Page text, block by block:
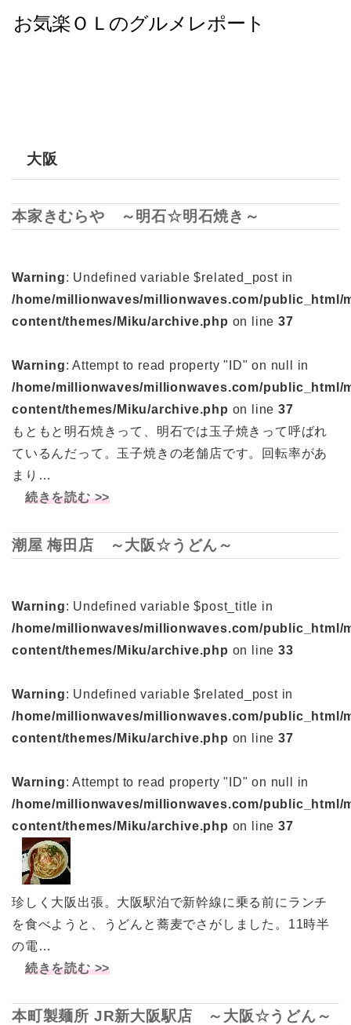
大阪
本家きむらや ～明石☆明石焼き～
Warning: Undefined variable $related_post in
/home/millionwaves/millionwaves.com/public_html/
content/themes/Miku/archive.php on line37
Warning: Attempt to read property "ID" on null in
/home/millionwaves/millionwaves.com/public_html/
content/themes/Miku/archive.php on line37
もともと明石焼きって、明石では玉子焼きって呼ばれ
ているんだって。玉子焼きの老舗店です。回転率があ
まり…
続きを読む >>
潮屋 梅田店 ～大阪☆うどん～
Warning: Undefined variable $post_title in
/home/millionwaves/millionwaves.com/public_html/
content/themes/Miku/archive.php on line33
Warning: Undefined variable $related_post in
/home/millionwaves/millionwaves.com/public_html/
content/themes/Miku/archive.php on line37
Warning: Attempt to read property "ID" on null in
/home/millionwaves/millionwaves.com/public_html/
content/themes/Miku/archive.php on line37
珍しく大阪出張。大阪駅泊で新幹線に乗る前にランチ
を食べようと、うどんと蕎麦でさがしました。11時半
の電…
続きを読む >>
本町製麺所 JR新大阪駅店 ～大阪☆うどん～